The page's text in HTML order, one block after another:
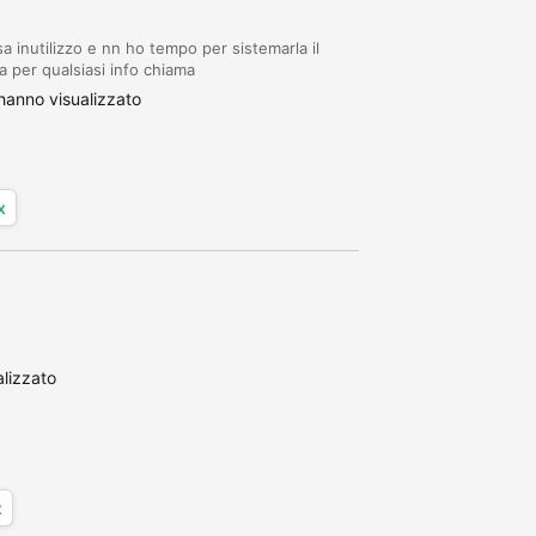
inutilizzo e nn ho tempo per sistemarla il
per qualsiasi info chiama
visualizzato